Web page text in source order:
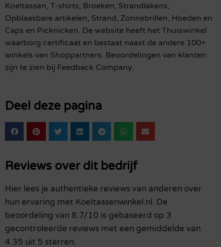
Koeltassen, T-shirts, Broeken, Strandlakens,
Opblaasbare artikelen, Strand, Zonnebrillen, Hoeden en
Caps en Picknicken. De website heeft het Thuiswinkel
waarborg certificaat en bestaat naast de andere 100+
winkels van Shoppartners. Beoordelingen van klanten
zijn te zien bij Feedback Company.
Deel deze pagina
Reviews over dit bedrijf
Hier lees je authentieke reviews van anderen over
hun ervaring met Koeltassenwinkel.nl. De
beoordeling van 8.7/10 is gebaseerd op 3
gecontroleerde reviews met een gemiddelde van
4.35 uit 5 sterren.